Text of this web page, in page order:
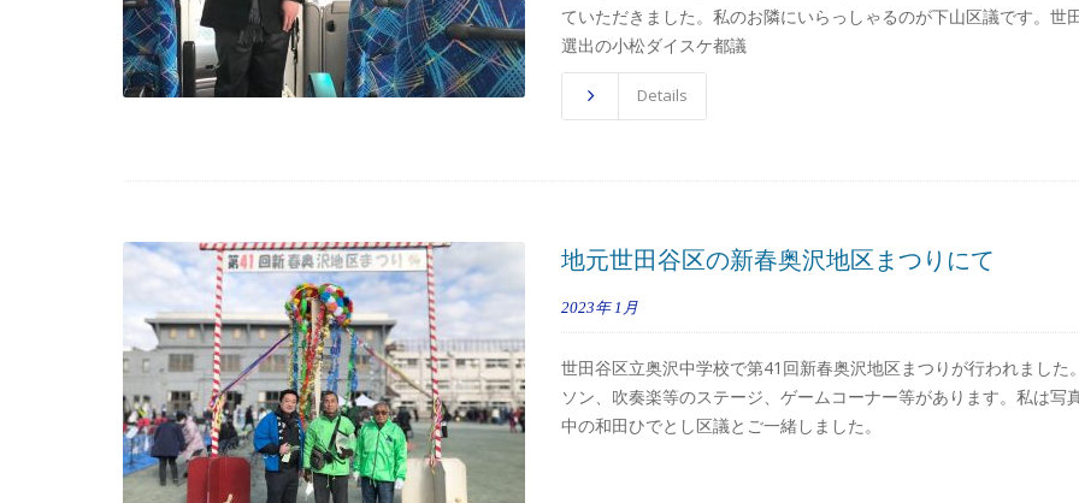
ていただきました。私のお隣にいらっしゃるのが下山区議です。世
選出の小松ダイスケ都議
Details
地元世田谷区の新春奥沢地区まつりにて
2023年 1月
世田谷区立奥沢中学校で第41回新春奥沢地区まつりが行われました
ソン、吹奏楽等のステージ、ゲームコーナー等があります。私は写
中の和田ひでとし区議とご一緒しました。